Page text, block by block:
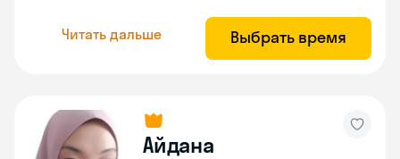
Читать дальше Выбрать время
Айдана